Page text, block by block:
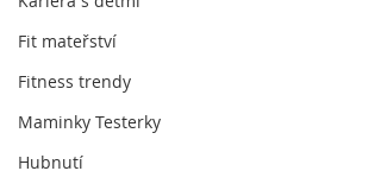
Fit mateřství
Fitness trendy
Maminky Testerky
Hubnutí